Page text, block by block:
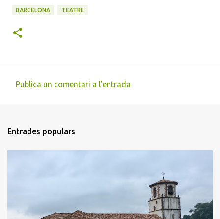
BARCELONA TEATRE
e
n
Publica un comentari a l'entrada
Entrades populars